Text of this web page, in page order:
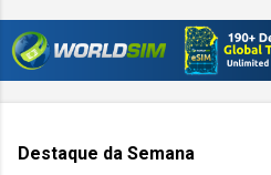
Destaque da Semana